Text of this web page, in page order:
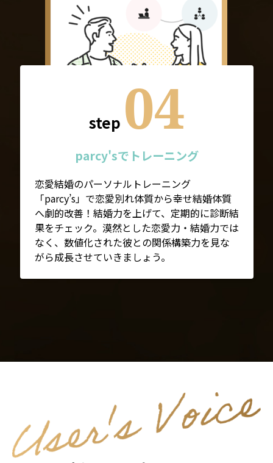
step 04
parcy'sでトレーニング
恋愛結婚のパーソナルトレーニング
「parcy’s」で恋愛別れ体質から幸せ結婚体質
へ劇的改善！結婚力を上げて、定期的に診断結
果をチェック。漠然とした恋愛力・結婚力では
なく、数値化された彼との関係構築力を見な
がら成長させていきましょう。